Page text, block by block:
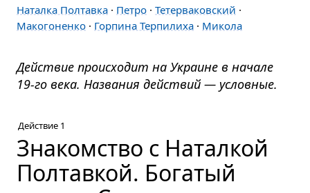
Наталка Полтавка · Петро · Тетерваковский ·
Макогоненко · Горпина Терпилиха · Микола
Действие происходит на Украине в начале
19-го века. Названия действий — условные.
Действие 1
Знакомство с Наталкой
Полтавкой. Богатый